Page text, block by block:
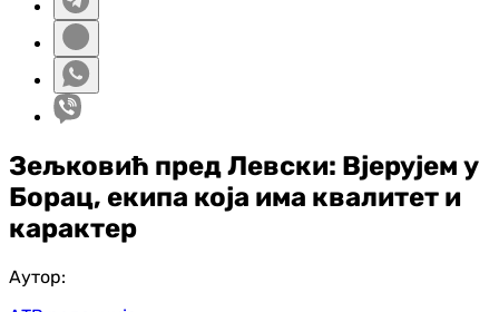
Зељковић пред Левски: Вјерујем у
Борац, екипа која има квалитет и
карактер
Аутор: